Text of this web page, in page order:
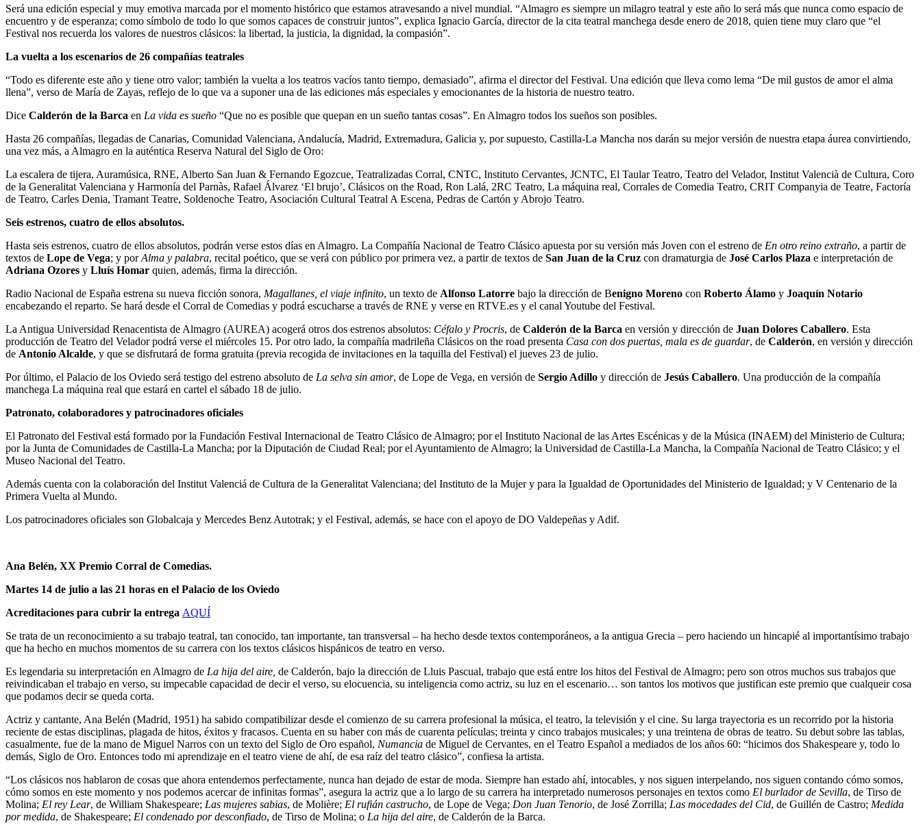
Será una edición especial y muy emotiva marcada por el momento histórico que estamos atravesando a nivel mundial. “Almagro es siempre un milagro teatral y este año lo será más que nunca como espacio de
encuentro y de esperanza; como símbolo de todo lo que somos capaces de construir juntos”, explica Ignacio García, director de la cita teatral manchega desde enero de 2018, quien tiene muy claro que “el
Festival nos recuerda los valores de nuestros clásicos: la libertad, la justicia, la dignidad, la compasión”.
La vuelta a los escenarios de 26 compañías teatrales
“Todo es diferente este año y tiene otro valor; también la vuelta a los teatros vacíos tanto tiempo, demasiado”, afirma el director del Festival. Una edición que lleva como lema “De mil gustos de amor el alma
llena”, verso de María de Zayas, reflejo de lo que va a suponer una de las ediciones más especiales y emocionantes de la historia de nuestro teatro.
Dice Calderón de la Barca en La vida es sueño “Que no es posible que quepan en un sueño tantas cosas”. En Almagro todos los sueños son posibles.
Hasta 26 compañías, llegadas de Canarias, Comunidad Valenciana, Andalucía, Madrid, Extremadura, Galicia y, por supuesto, Castilla-La Mancha nos darán su mejor versión de nuestra etapa áurea convirtiendo,
una vez más, a Almagro en la auténtica Reserva Natural del Siglo de Oro:
La escalera de tijera, Auramúsica, RNE, Alberto San Juan & Fernando Egozcue, Teatralizadas Corral, CNTC, Instituto Cervantes, JCNTC, El Taular Teatro, Teatro del Velador, Institut Valencià de Cultura, Coro
de la Generalitat Valenciana y Harmonía del Parnàs, Rafael Álvarez ‘El brujo’, Clásicos on the Road, Ron Lalá, 2RC Teatro, La máquina real, Corrales de Comedia Teatro, CRIT Companyia de Teatre, Factoría
de Teatro, Carles Denia, Tramant Teatre, Soldenoche Teatro, Asociación Cultural Teatral A Escena, Pedras de Cartón y Abrojo Teatro.
Seis estrenos, cuatro de ellos absolutos.
Hasta seis estrenos, cuatro de ellos absolutos, podrán verse estos días en Almagro. La Compañía Nacional de Teatro Clásico apuesta por su versión más Joven con el estreno de En otro reino extraño, a partir de
textos de Lope de Vega; y porAlma y palabra, recital poético, que se verá con público por primera vez, a partir de textos de San Juan de la Cruz con dramaturgia de José Carlos Plaza e interpretación de
Adriana Ozores y Lluís Homar quien, además, firma la dirección.
Radio Nacional de España estrena su nueva ficción sonora, Magallanes, el viaje infinito, un texto de Alfonso Latorre bajo la dirección de Benigno Moreno con Roberto Álamo y Joaquín Notario
encabezando el reparto. Se hará desde el Corral de Comedias y podrá escucharse a través de RNE y verse en RTVE.es y el canal Youtube del Festival.
La Antigua Universidad Renacentista de Almagro (AUREA) acogerá otros dos estrenos absolutos: Céfalo y Procris, de Calderón de la Barca en versión y dirección de Juan Dolores Caballero. Esta
producción de Teatro del Velador podrá verse el miércoles 15. Por otro lado, la compañía madrileña Clásicos on the road presenta Casa con dos puertas, mala es de guardar, de Calderón, en versión y dirección
de Antonio Alcalde, y que se disfrutará de forma gratuita (previa recogida de invitaciones en la taquilla del Festival) el jueves 23 de julio.
Por último, el Palacio de los Oviedo será testigo del estreno absoluto de La selva sin amor, de Lope de Vega, en versión de Sergio Adillo y dirección de Jesús Caballero. Una producción de la compañía
manchega La máquina real que estará en cartel el sábado 18 de julio.
Patronato, colaboradores y patrocinadores oficiales
El Patronato del Festival está formado por la Fundación Festival Internacional de Teatro Clásico de Almagro; por el Instituto Nacional de las Artes Escénicas y de la Música (INAEM) del Ministerio de Cultura;
por la Junta de Comunidades de Castilla-La Mancha; por la Diputación de Ciudad Real; por el Ayuntamiento de Almagro; la Universidad de Castilla-La Mancha, la Compañía Nacional de Teatro Clásico; y el
Museo Nacional del Teatro.
Además cuenta con la colaboración del Institut Valenciá de Cultura de la Generalitat Valenciana; del Instituto de la Mujer y para la Igualdad de Oportunidades del Ministerio de Igualdad; y V Centenario de la
Primera Vuelta al Mundo.
Los patrocinadores oficiales son Globalcaja y Mercedes Benz Autotrak; y el Festival, además, se hace con el apoyo de DO Valdepeñas y Adif.
Ana Belén, XX Premio Corral de Comedias.
Martes 14 de julio a las 21 horas en el Palacio de los Oviedo
Acreditaciones para cubrir la entrega AQUÍ
Se trata de un reconocimiento a su trabajo teatral, tan conocido, tan importante, tan transversal – ha hecho desde textos contemporáneos, a la antigua Grecia – pero haciendo un hincapié al importantísimo trabajo
que ha hecho en muchos momentos de su carrera con los textos clásicos hispánicos de teatro en verso.
Es legendaria su interpretación en Almagro de La hija del aire, de Calderón, bajo la dirección de Lluis Pascual, trabajo que está entre los hitos del Festival de Almagro; pero son otros muchos sus trabajos que
reivindicaban el trabajo en verso, su impecable capacidad de decir el verso, su elocuencia, su inteligencia como actriz, su luz en el escenario… son tantos los motivos que justifican este premio que cualqueir cosa
que podamos decir se queda corta.
Actriz y cantante, Ana Belén (Madrid, 1951) ha sabido compatibilizar desde el comienzo de su carrera profesional la música, el teatro, la televisión y el cine. Su larga trayectoria es un recorrido por la historia
reciente de estas disciplinas, plagada de hitos, éxitos y fracasos. Cuenta en su haber con más de cuarenta películas; treinta y cinco trabajos musicales; y una treintena de obras de teatro. Su debut sobre las tablas,
casualmente, fue de la mano de Miguel Narros con un texto del Siglo de Oro español, Numancia de Miguel de Cervantes, en el Teatro Español a mediados de los años 60: “hicimos dos Shakespeare y, todo lo
demás, Siglo de Oro. Entonces todo mi aprendizaje en el teatro viene de ahí, de esa raíz del teatro clásico”, confiesa la artista.
“Los clásicos nos hablaron de cosas que ahora entendemos perfectamente, nunca han dejado de estar de moda. Siempre han estado ahí, intocables, y nos siguen interpelando, nos siguen contando cómo somos,
cómo somos en este momento y nos podemos acercar de infinitas formas”, asegura la actriz que a lo largo de su carrera ha interpretado numerosos personajes en textos como El burlador de Sevilla, de Tirso de
Molina; El rey Lear, de William Shakespeare; Las mujeres sabias, de Molière; El rufián castrucho, de Lope de Vega; Don Juan Tenorio, de José Zorrilla; Las mocedades del Cid, de Guillén de Castro; Medida
por medida, de Shakespeare; El condenado por desconfiado, de Tirso de Molina; o La hija del aire, de Calderón de la Barca.